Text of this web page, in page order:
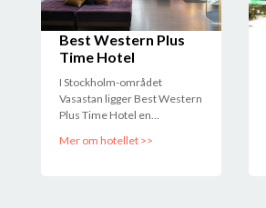
Best Western Plus
Time Hotel
I Stockholm-området
Vasastan ligger Best Western
Plus Time Hotel en...
Mer om hotellet >>